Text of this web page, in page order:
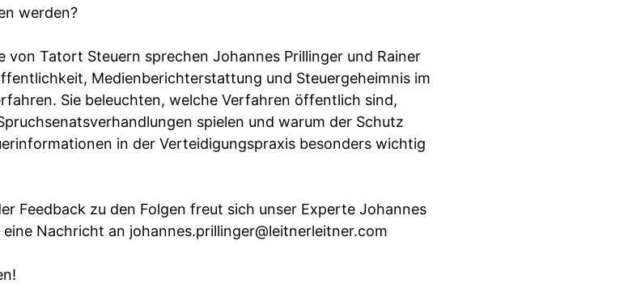
werden?
von Tatort Steuern sprechen Johannes Prillinger und Rainer
Medienberichterstattung und Steuergeheimnis im
Sie beleuchten, welche Verfahren öffentlich sind,
spielen und warum der Schutz
in der Verteidigungspraxis besonders wichtig
Feedback zu den Folgen freut sich unser Experte Johannes
eine Nachricht an johannes.prillinger@leitnerleitner.com